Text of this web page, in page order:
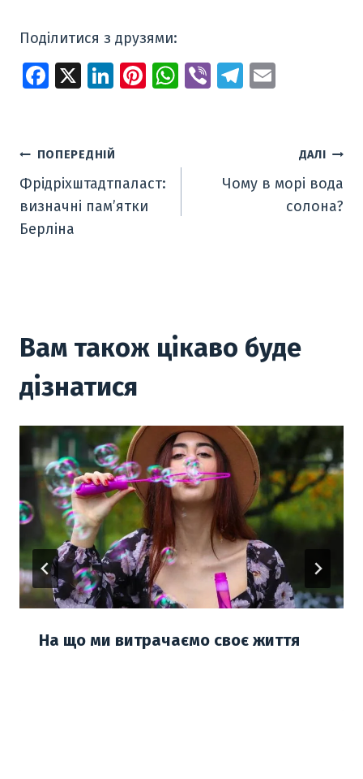
Поділитися з друзями:
Fa
o
o
k
X
Li
e
dI
n
Pi
st
W
Vi
T
a
Навігація
записів
ПОПЕРЕДНІЙ
Фрідріхштадтпаласт:
визначні пам’ятки
Берліна
ДАЛІ
Чому в морі вода
солона?
Вам також цікаво буде
дізнатися
На що ми витрачаємо своє життя